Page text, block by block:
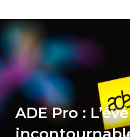
ADE Pro :